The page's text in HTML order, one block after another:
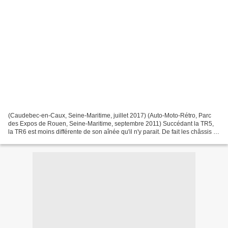
(Caudebec-en-Caux, Seine-Maritime, juillet 2017) (Auto-Moto-Rétro, Parc
des Expos de Rouen, Seine-Maritime, septembre 2011) Succédant la TR5,
la TR6 est moins différente de son aînée qu'il n'y parait. De fait les châssis et